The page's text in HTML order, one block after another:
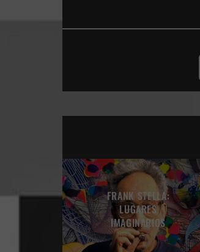
FRANK STELLA:
LUGARES
IMAGINARIOS